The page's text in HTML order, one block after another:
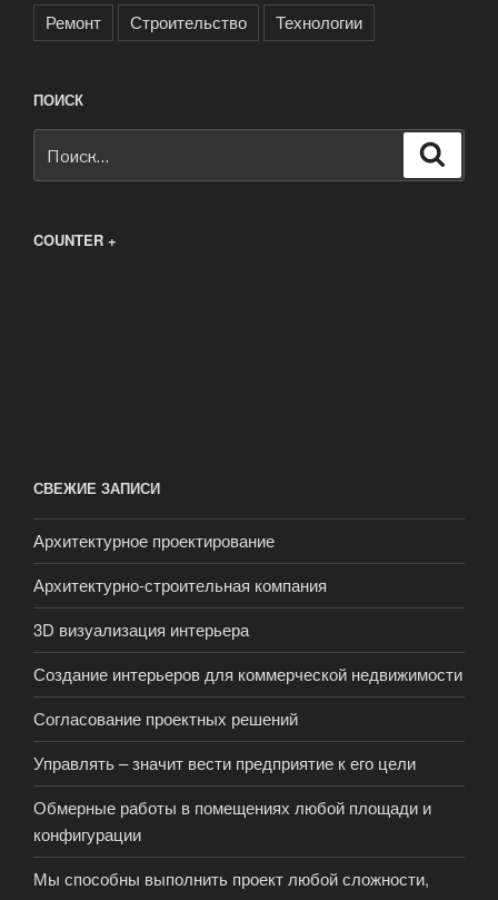
Ремонт
Строительство Технологии
ПОИСК
COUNTER +
СВЕЖИЕ ЗАПИСИ
Архитектурное проектирование
Архитектурно-строительная компания
3D визуализация интерьера
Создание интерьеров для коммерческой недвижимости
Согласование проектных решений
Управлять – значит вести предприятие к его цели
Обмерные работы в помещениях любой площади и
конфигурации
Мы способны выполнить проект любой сложности,